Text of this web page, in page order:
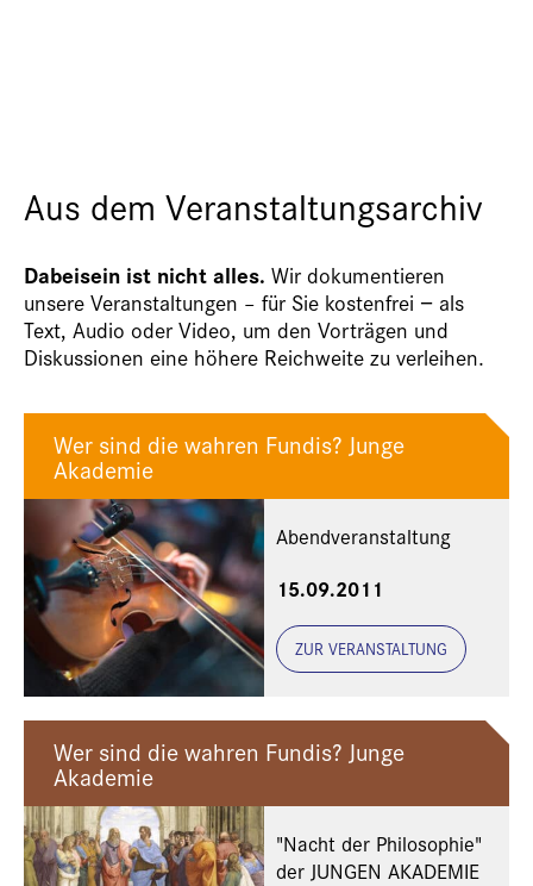
Aus dem Veranstaltungsarchiv
Dabeisein ist nicht alles. Wir dokumentieren
unsere Veranstaltungen – für Sie kostenfrei − als
Text, Audio oder Video, um den Vorträgen und
Diskussionen eine höhere Reichweite zu verleihen.
Wer sind die wahren Fundis? Junge
Akademie
Abendveranstaltung
15.09.2011
ZUR VERANSTALTUNG
Wer sind die wahren Fundis? Junge
Akademie
"Nacht der Philosophie"
der JUNGEN AKADEMIE